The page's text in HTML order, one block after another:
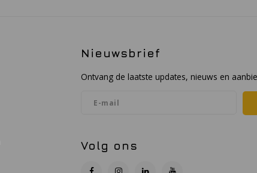
Nieuwsbrief
Ontvang de laatste updates, nieuws en
Volg ons